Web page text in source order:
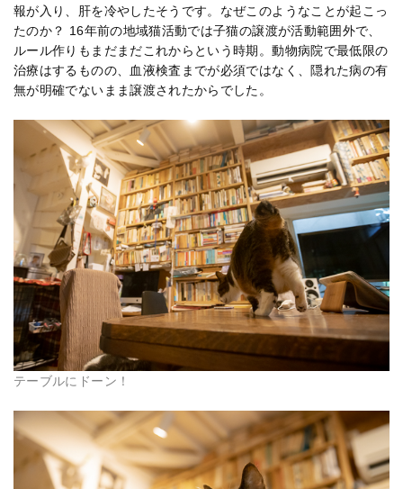
報が入り、肝を冷やしたそうです。なぜこのようなことが起こっ
たのか？ 16年前の地域猫活動では子猫の譲渡が活動範囲外で、
ルール作りもまだまだこれからという時期。動物病院で最低限の
治療はするものの、血液検査までが必須ではなく、隠れた病の有
無が明確でないまま譲渡されたからでした。
テーブルにドーン！